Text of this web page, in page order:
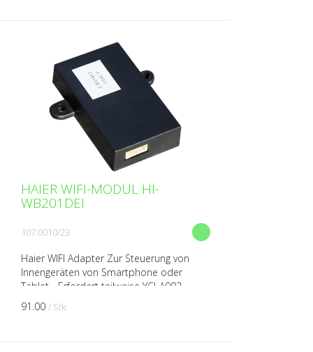
HAIER WIFI-MODUL HI-
WB201DEI
107.0010/23
Haier WIFI Adapter Zur Steuerung von
Innengeräten von Smartphone oder
Tablet - Erfordert teilweise YCJ-A002
91.00 / Stk.